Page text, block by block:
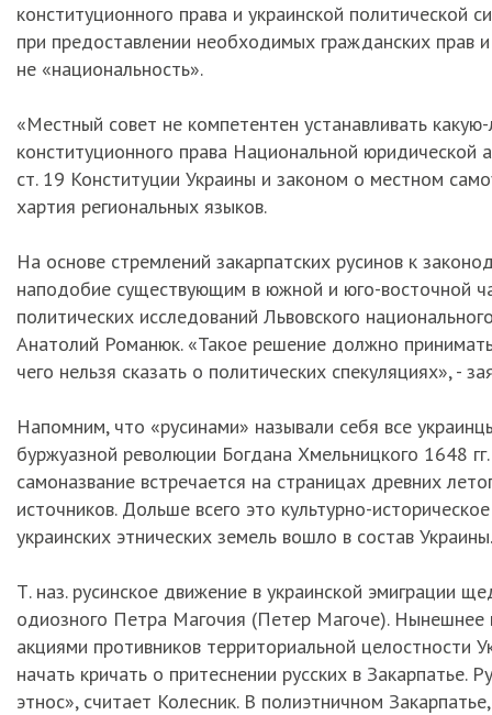
конституционного права и украинской
при предоставлении необходимых гражданских прав
не «национальность».
«Местный совет не компетентен устанавливать
конституционного права Национальной
ст. 19 Конституции Украины и законом о местном
хартия региональных языков.
На основе стремлений закарпатских русинов к
наподобие существующим в южной и юго-восточной
политических исследований Львовского
Анатолий Романюк. «Такое решение должно
чего нельзя сказать о политических спекуляциях», -
Напомним, что «русинами» называли себя все
буржуазной революции Богдана Хмельницкого 1648
самоназвание встречается на страницах древних
источников. Дольше всего это культурно-
украинских этнических земель вошло в состав Украины.
Т. наз. русинское движение в украинской эмиграции
одиозного Петра Магочия (Петер Магоче). Нынешнее
акциями противников территориальной
начать кричать о притеснении русских в
этнос», считает Колесник. В полиэтничном